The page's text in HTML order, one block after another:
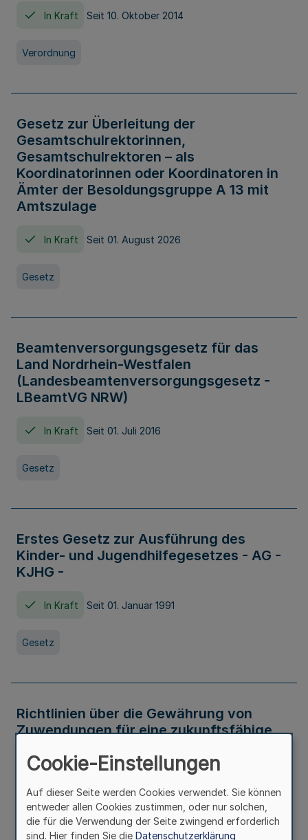
In Kraft Seit 10. Oktober 2014
Verordnung
Gesetz zur Überleitung der
Gesamtschulrektorinnen,
Gesamtschulrektoren – als
Koordinatorinnen oder Koordinatoren in
Ämter der Besoldungsgruppe A 13 mit
Amtszulage
In Kraft Seit 01. August 2026
Gesetz
Beamtenversorgungsgesetz für das
Land Nordrhein-Westfalen
(Landesbeamtenversorgungsgesetz -
LBeamtVG NRW)
In Kraft Seit 01. Juli 2016
Gesetz
Erstes Gesetz zur Ausführung des
Kinder- und Jugendhilfegesetzes - AG -
KJHG -
In Kraft Seit 01. Januar 1991
Gesetz
Richtlinien über die Gewährung von
Zuwendungen für eine zukunftsfähige
Nordrhein-Westfalen
In Kraft
Verwaltungsvorschrift
Cookie-Einstellungen
Auf dieser Seite werden Cookies verwendet. Sie können
entweder allen Cookies zustimmen, oder nur solchen,
die für die Verwendung der Seite zwingend erforderlich
sind. Hier finden Sie die Datenschutzerklärung